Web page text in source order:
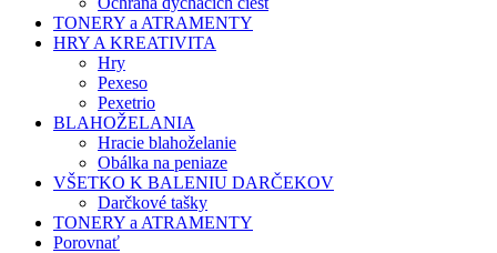
TONERY a ATRAMENTY
HRY A KREATIVITA
Hry
Pexeso
Pexetrio
BLAHOŽELANIA
Hracie blahoželanie
Obálka na peniaze
VŠETKO K BALENIU DARČEKOV
Darčkové tašky
TONERY a ATRAMENTY
Porovnať